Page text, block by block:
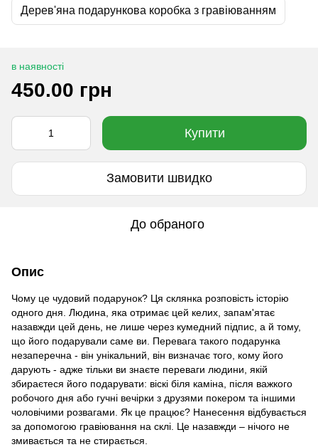
Дерев'яна подарункова коробка з гравіюванням
в наявності
450.00 грн
Купити
Замовити швидко
До обраного
Опис
Чому це чудовий подарунок? Ця склянка розповість історію
одного дня. Людина, яка отримає цей келих, запам'ятає
назавжди цей день, не лише через кумедний підпис, а й тому,
що його подарували саме ви. Перевага такого подарунка
незаперечна - він унікальний, він визначає того, кому його
дарують - адже тільки ви знаєте переваги людини, якій
збираєтеся його подарувати: віскі біля каміна, після важкого
робочого дня або гучні вечірки з друзями покером та іншими
чоловічими розвагами. Як це працює? Нанесення відбувається
за допомогою гравіювання на склі. Це назавжди – нічого не
змивається та не стирається.